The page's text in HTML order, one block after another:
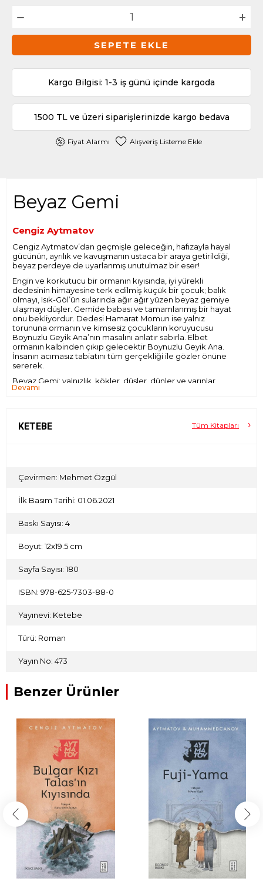
SEPETE EKLE
Kargo Bilgisi: 1-3 iş günü içinde kargoda
1500 TL ve üzeri siparişlerinizde kargo bedava
Fiyat Alarmı Alışveriş Listeme Ekle
Beyaz Gemi
Cengiz Aytmatov
Cengiz Aytmatov’dan geçmişle geleceğin, hafızayla hayal
gücünün, ayrılık ve kavuşmanın ustaca bir araya getirildiği,
beyaz perdeye de uyarlanmış unutulmaz bir eser!
Engin ve korkutucu bir ormanın kıyısında, iyi yürekli
dedesinin himayesine terk edilmiş küçük bir çocuk; balık
olmayı, Isık-Göl’ün sularında ağır ağır yüzen beyaz gemiye
ulaşmayı düşler. Gemide babası ve tamamlanmış bir hayat
onu bekliyordur. Dedesi Hamarat Momun ise yalnız
torununa ormanın ve kimsesiz çocukların koruyucusu
Boynuzlu Geyik Ana’nın masalını anlatır sabırla. Elbet
ormanın kalbinden çıkıp gelecektir Boynuzlu Geyik Ana.
İnsanın acımasız tabiatını tüm gerçekliği ile gözler önüne
sererek.
Beyaz Gemi; yalnızlık, kökler, düşler, dünler ve yarınlar
üzerine çarpıcı bir hikâye…
Devamı
KETEBE Tüm Kitapları
Çevirmen: Mehmet Özgül
İlk Basım Tarihi: 01.06.2021
Baskı Sayısı: 4
Boyut: 12x19.5 cm
Sayfa Sayısı: 180
ISBN: 978-625-7303-88-0
Yayınevi: Ketebe
Türü: Roman
Yayın No: 473
Benzer Ürünler